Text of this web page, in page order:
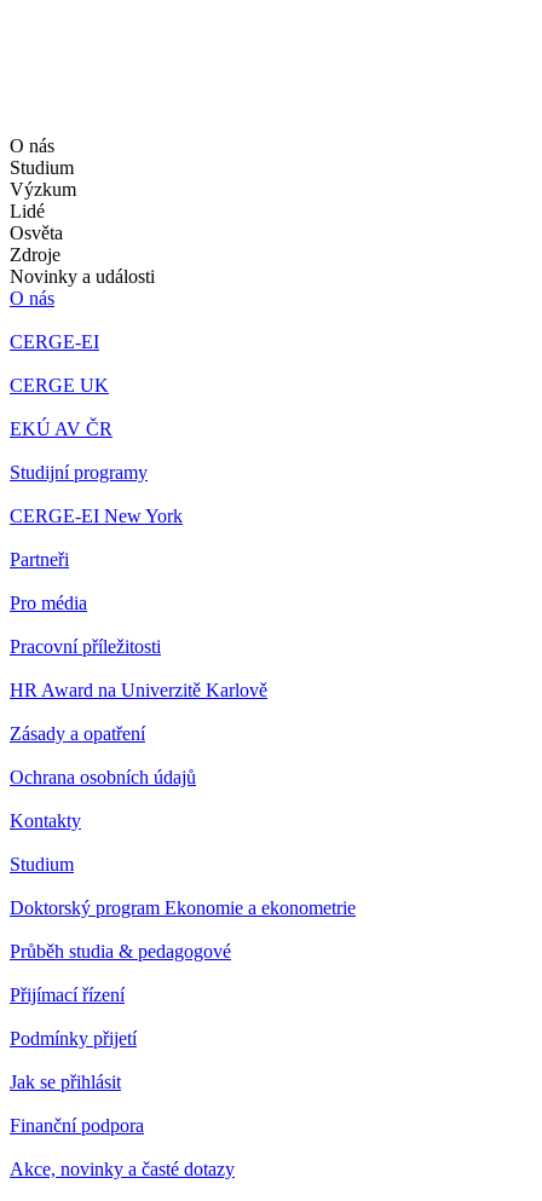
O nás
Studium
Výzkum
Lidé
Osvěta
Zdroje
Novinky a události
O nás
CERGE-EI
CERGE UK
EKÚ AV ČR
Studijní programy
CERGE-EI New York
Partneři
Pro média
Pracovní příležitosti
HR Award na Univerzitě Karlově
Zásady a opatření
Ochrana osobních údajů
Kontakty
Studium
Doktorský program Ekonomie a ekonometrie
Průběh studia & pedagogové
Přijímací řízení
Podmínky přijetí
Jak se přihlásit
Finanční podpora
Akce, novinky a časté dotazy